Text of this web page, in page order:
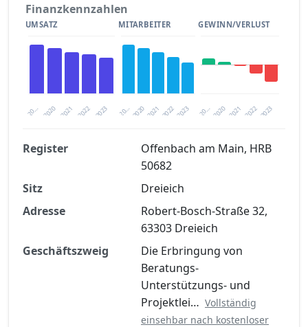
Finanzkennzahlen
UMSATZ
20… 2021 2023
2020 2022
MITARBEITER
20… 2021 2023
2020 2022
GEWINN/VERLUST
20… 2021 2023
2020 2022
Finanzkennzahlen nach kostenloser
Registrierung verfügbar
Jetzt kostenlos registrieren
Register
Offenbach am Main, HRB
50682
Sitz
Dreieich
Adresse
Robert-Bosch-Straße 32,
63303 Dreieich
Geschäftszweig
Die Erbringung von
Beratungs-
Unterstützungs- und
Projektlei… Vollständig
einsehbar nach kostenloser